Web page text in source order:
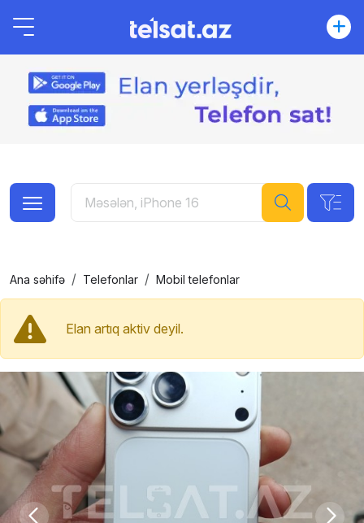
Ana səhifə Telefonlar Mobil telefonlar
Elan artıq aktiv deyil.